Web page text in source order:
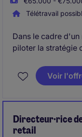
Télétravail
Dans le cadre
piloter la stratégie
manager une
collaborateurs
Voir
Directeur·rice
retail